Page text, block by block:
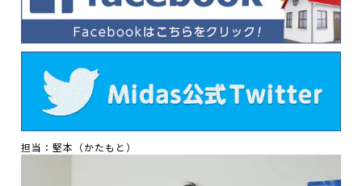
担当：堅本（かたもと）